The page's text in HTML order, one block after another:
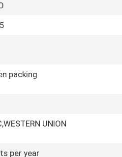
packing
UNION
per year